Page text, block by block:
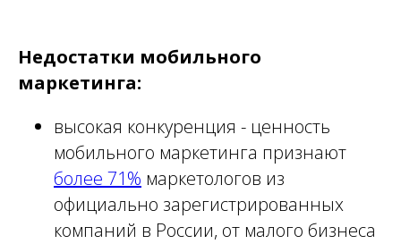
Недостатки мобильного
маркетинга:
высокая конкуренция - ценность
мобильного маркетинга признают
более 71% маркетологов из
официально зарегистрированных
компаний в России, от малого бизнеса